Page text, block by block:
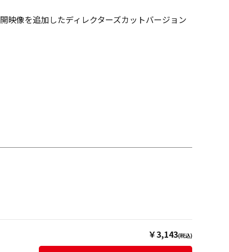
映像を追加したディレクターズカットバージョン
￥3,143(税込)